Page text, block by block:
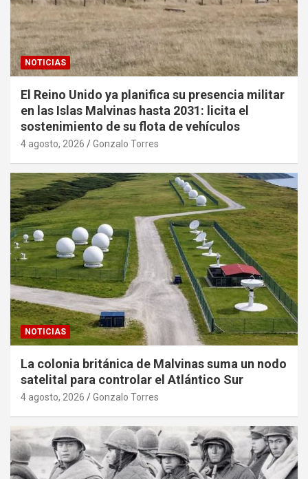
NOTICIAS
El Reino Unido ya planifica su presencia militar
en las Islas Malvinas hasta 2031: licita el
sostenimiento de su flota de vehículos
4 agosto, 2026 Gonzalo Torres
NOTICIAS
La colonia británica de Malvinas suma un nodo
satelital para controlar el Atlántico Sur
4 agosto, 2026 Gonzalo Torres